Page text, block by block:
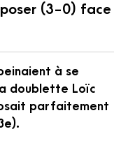
(3-0) face
à se
doublette Loïc
parfaitement